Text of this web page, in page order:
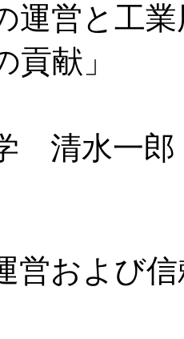
運営と工
貢献」
清水一郎
営および